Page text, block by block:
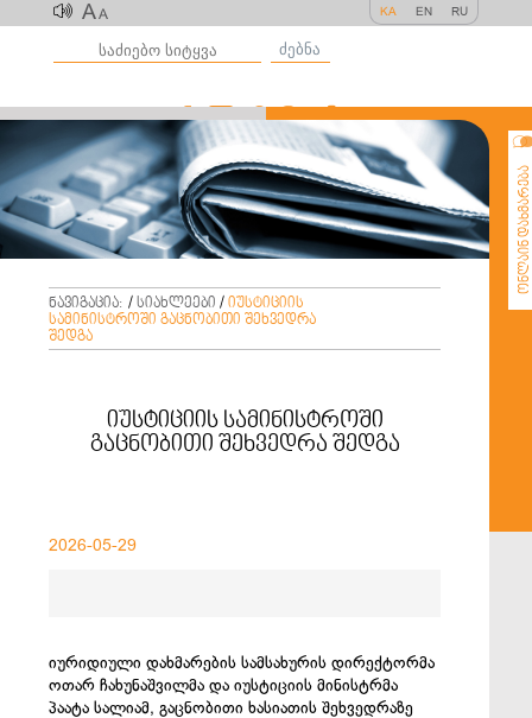
AA KA EN RU
ძებნა
ონლაინ დახმარება
ნავიგაცია: / სიახლეები / იუსტიციის
სამინისტროში გაცნობითი შეხვედრა
შედგა
იუსტიციის სამინისტროში
გაცნობითი შეხვედრა შედგა
2026-05-29
იურიდიული დახმარების სამსახურის დირექტორმა
ოთარ ჩახუნაშვილმა და იუსტიციის მინისტრმა
პაატა სალიამ, გაცნობითი ხასიათის შეხვედრაზე